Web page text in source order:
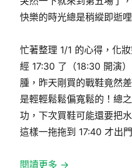
快樂的時光總是稍縱即逝哩
忙著整理 1/1 的心得，化
經 17:30 了（18:30 開演
腫，昨天剛買的戰鞋竟然
是輕輕鬆鬆偏寬鬆的！總
功，下次買鞋可能還要把
這樣一拖拖到 17:40 才出
閱讀更多 →
期: